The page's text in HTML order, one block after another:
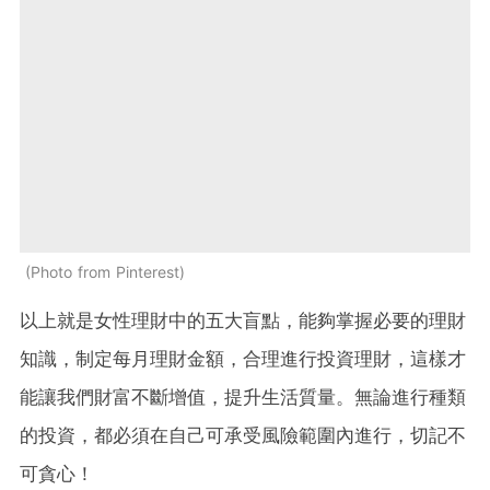
Photo from Pinterest
以上就是女性理財中的五大盲點，能夠掌握必要的理財
知識，制定每月理財金額，合理進行投資理財，這樣才
能讓我們財富不斷增值，提升生活質量。無論進行種類
的投資，都必須在自己可承受風險範圍內進行，切記不
可貪心！